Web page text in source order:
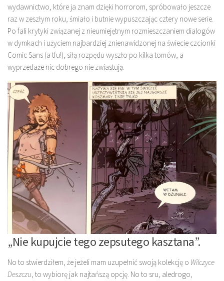
wydawnictwo, które ja znam dzięki horrorom, spróbowało jeszcze
raz w zeszłym roku, śmiało i butnie wypuszczając cztery nowe serie.
Po fali krytyki związanej z nieumiejętnym rozmieszczaniem dialogów
w dymkach i użyciem najbardziej znienawidzonej na świecie czcionki
Comic Sans (a tfu!), siłą rozpędu wyszło po kilka tomów, a
wyprzedaże nic dobrego nie zwiastują.
„Nie kupujcie tego zepsutego kasztana”.
No to stwierdziłem, że jeżeli mam uzupełnić swoją kolekcję o Wilczyce
Deszczu, to wybiorę jak najtańszą opcję. No to sru, aledrogo,